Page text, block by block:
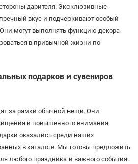
дарителя. Эксклюзивные
вкус и подчеркивают особый
Они могут выполнять функцию декора
в привычной жизни по
подарков и сувениров
за рамки обычной вещи. Они
и повышенного внимания.
оказались среди наших
в каталоге. Мы готовы предложить
любого праздника и важного события.